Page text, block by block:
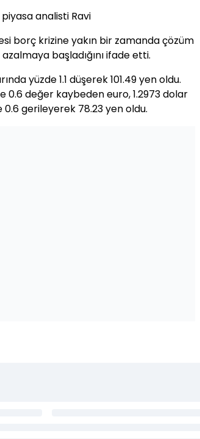
analisti Ravi
borç krizine yakın bir zamanda çözüm
başladığını ifade etti.
yüzde 1.1 düşerek 101.49 yen oldu.
0.6 değer kaybeden euro, 1.2973 dolar
gerileyerek 78.23 yen oldu.